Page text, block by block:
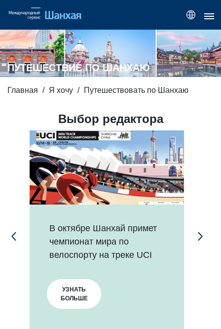
ПУТЕШЕСТВИЕ ПО ШАНХАЮ
Главная Я хочу Путешествовать по Шанхаю
Выбор редактора
В октябре Шанхай примет
чемпионат мира по
велоспорту на треке UCI
УЗНАТЬ
БОЛЬШЕ